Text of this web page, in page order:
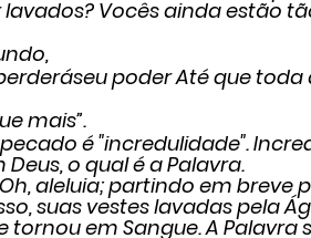
lavados? Vocês ainda estão
poder Até que toda
mais”.
pecado é "incredulidade".
o qual é a Palavra.
Oh, aleluia; partindo em breve
suas vestes lavadas pela
tornou em Sangue. A Palavra